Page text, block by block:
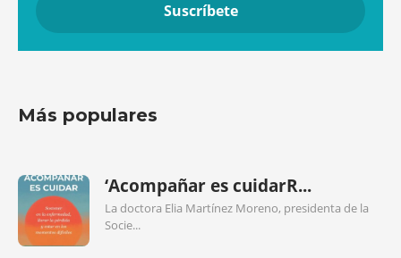
Más populares
‘Acompañar es cuidarR...
La doctora Elia Martínez Moreno, presidenta de la
Socie...